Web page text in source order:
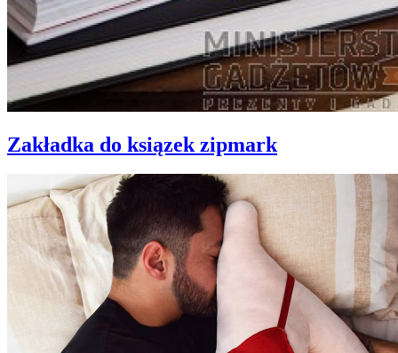
Zakładka do ksiązek zipmark